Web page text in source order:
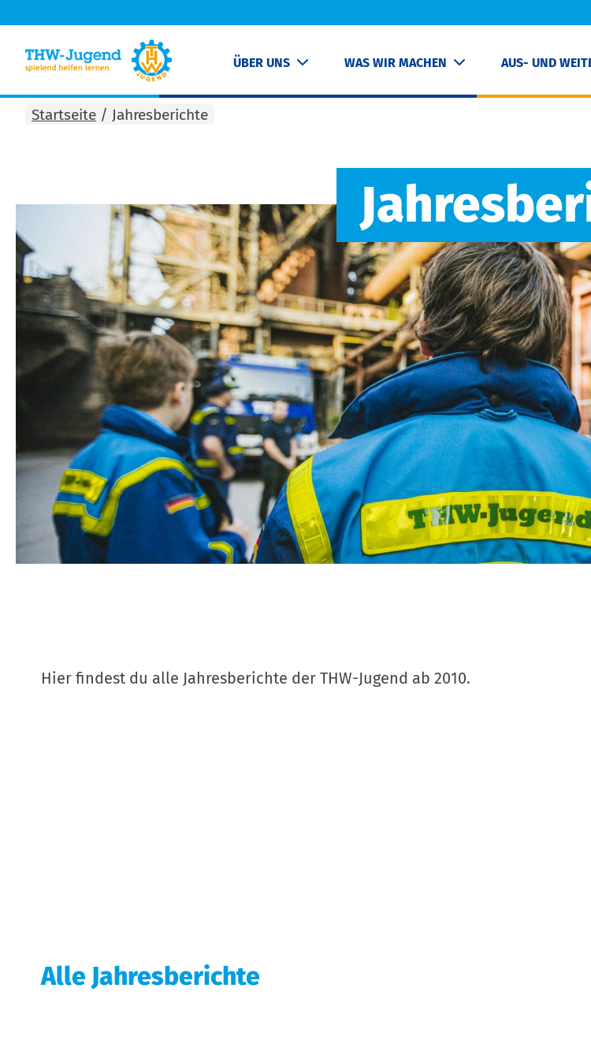
ÜBER UNS WAS WIR MACHEN AUS- UND
Startseite / Jahresberichte
Hier findest du alle Jahresberichte der THW-Jugend ab 2010.
Alle Jahresberichte